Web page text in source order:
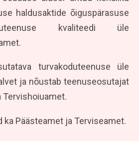
haldusaktide õiguspärasuse
kvaliteedi üle
turvakoduteenuse üle
ja nõustab teenuseosutajat
Tervishoiuamet.
ka Päästeamet ja Terviseamet.